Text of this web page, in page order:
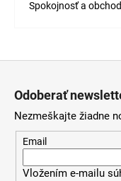
Spokojnosť a
Odoberať
Nezmeškajte žiadne
Email
Vložením e-mailu